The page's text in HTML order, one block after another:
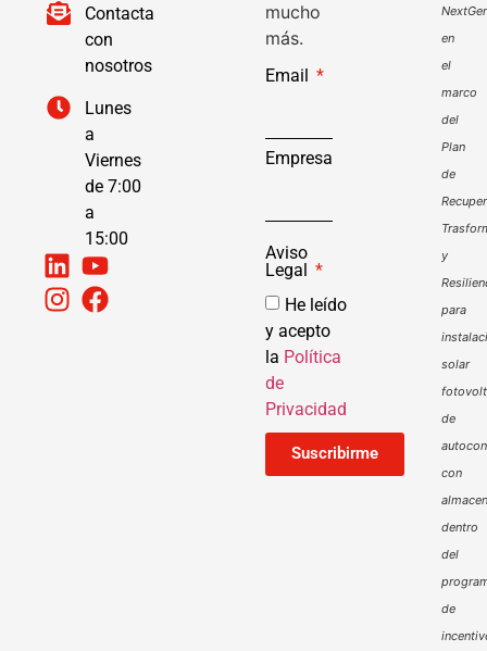
Contacta
con
nosotros
Lunes
a
Viernes
de 7:00
a
15:00
mucho
más.
Email
Empresa
Aviso
Legal
He leído
y acepto
la Política
de
Privacidad
Suscribirme
en
el
marco
del
Plan
de
y
para
solar
de
con
dentro
del
de